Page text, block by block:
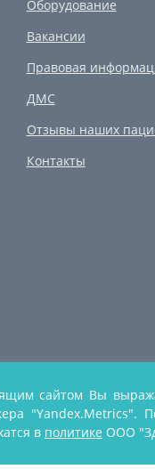
сайтом Вы
"Yandex.Metrics".
в политике ООО
Оборудование
Вакансии
Правовая
ДМС
Отзывы наших
Контакты